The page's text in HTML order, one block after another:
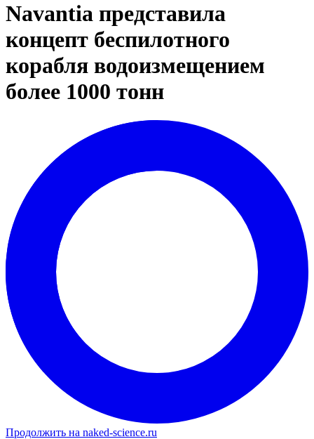
Navantia представила
концепт беспилотного
корабля водоизмещением
более 1000 тонн
Продолжить на naked-science.ru